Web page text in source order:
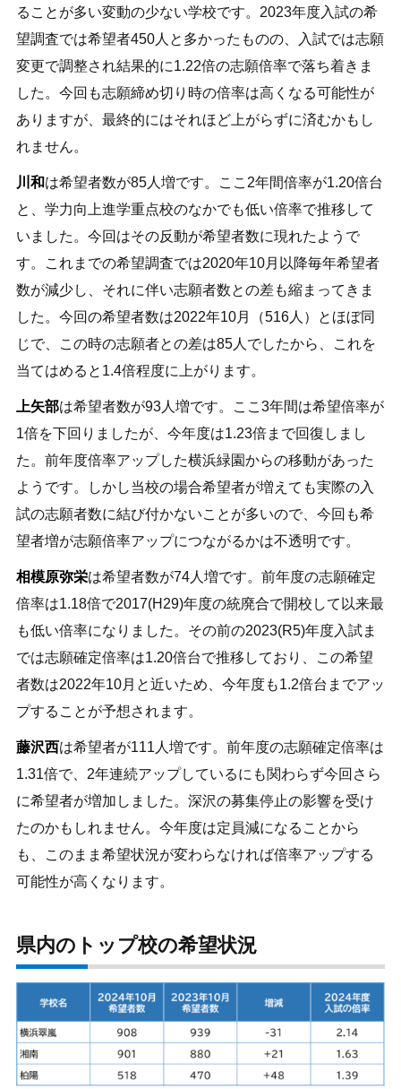
ることが多い変動の少ない学校です。2023年度入試の希
望調査では希望者450人と多かったものの、入試では志願
変更で調整され結果的に1.22倍の志願倍率で落ち着きま
した。今回も志願締め切り時の倍率は高くなる可能性が
ありますが、最終的にはそれほど上がらずに済むかもし
れません。
川和は希望者数が85人増です。ここ2年間倍率が1.20倍台
と、学力向上進学重点校のなかでも低い倍率で推移して
いました。今回はその反動が希望者数に現れたようで
す。これまでの希望調査では2020年10月以降毎年希望者
数が減少し、それに伴い志願者数との差も縮まってきま
した。今回の希望者数は2022年10月（516人）とほぼ同
じで、この時の志願者との差は85人でしたから、これを
当てはめると1.4倍程度に上がります。
上矢部は希望者数が93人増です。ここ3年間は希望倍率が
1倍を下回りましたが、今年度は1.23倍まで回復しまし
た。前年度倍率アップした横浜緑園からの移動があった
ようです。しかし当校の場合希望者が増えても実際の入
試の志願者数に結び付かないことが多いので、今回も希
望者増が志願倍率アップにつながるかは不透明です。
相模原弥栄は希望者数が74人増です。前年度の志願確定
倍率は1.18倍で2017(H29)年度の統廃合で開校して以来最
も低い倍率になりました。その前の2023(R5)年度入試ま
では志願確定倍率は1.20倍台で推移しており、この希望
者数は2022年10月と近いため、今年度も1.2倍台までアッ
プすることが予想されます。
藤沢西は希望者が111人増です。前年度の志願確定倍率は
1.31倍で、2年連続アップしているにも関わらず今回さら
に希望者が増加しました。深沢の募集停止の影響を受け
たのかもしれません。今年度は定員減になることから
も、このまま希望状況が変わらなければ倍率アップする
可能性が高くなります。
県内のトップ校の希望状況